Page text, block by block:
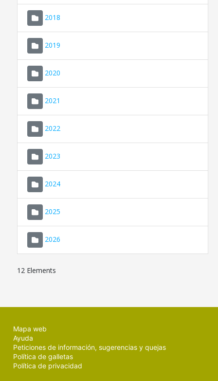
2018
2019
2020
2021
2022
2023
2024
2025
2026
12 Elements
Mapa web
Ayuda
Peticiones de información, sugerencias y quejas
Política de galletas
Política de privacidad